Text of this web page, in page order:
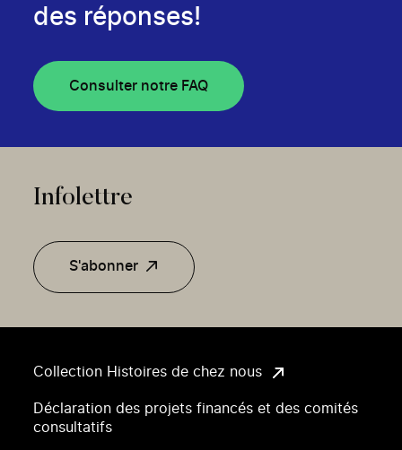
Collection Histoires de chez nous
Déclaration des projets financés et des comités
consultatifs
des réponses!
Consulter notre FAQ
Infolettre
S'abonner